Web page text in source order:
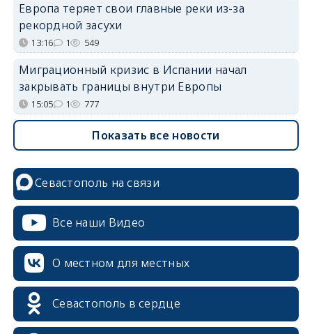
Европа теряет свои главные реки из-за
рекордной засухи
13:16 1 549
Миграционный кризис в Испании начал
закрывать границы внутри Европы
15:05 1 777
Показать все новости
Севастополь на связи
Все наши Видео
О местном для местных
Севастополь в сердце